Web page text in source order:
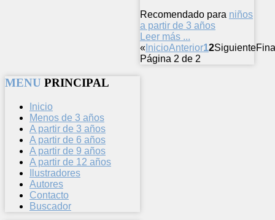
Recomendado para niños
a partir de 3 años
Leer más ...
« InicioAnterior12Siguiente
Página 2 de 2
MENU PRINCIPAL
Inicio
Menos de 3 años
A partir de 3 años
A partir de 6 años
A partir de 9 años
A partir de 12 años
Ilustradores
Autores
Contacto
Buscador